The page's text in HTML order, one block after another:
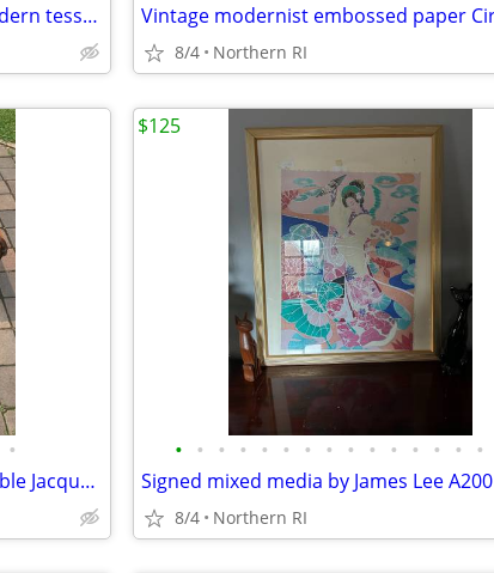
(2) Enrique Garcel / Jimeco postmodern tessellated horn tables B45
8/4 Northern RI
•
Vintage Equestrian Strap Coffee Table Jacques Adnet style A383
• • • • • • • • • • • • • • •
Signed mixed media by James Lee A200
8/4 Northern RI
$125